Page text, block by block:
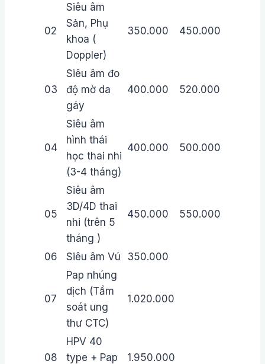
02
Siêu âm
Sản, Phụ
khoa (
Doppler)
350.000 450.000
03
Siêu âm đo
độ mờ da
gáy
400.000 520.000
04
Siêu âm
hình thái
học thai nhi
(3-4 tháng)
400.000 500.000
05
Siêu âm
3D/4D thai
nhi (trên 5
tháng )
450.000 550.000
06 Siêu âm Vú 350.000
07
Pap nhúng
dịch (Tầm
soát ung
thư CTC)
1.020.000
08
HPV 40
type + Pap
1.950.000